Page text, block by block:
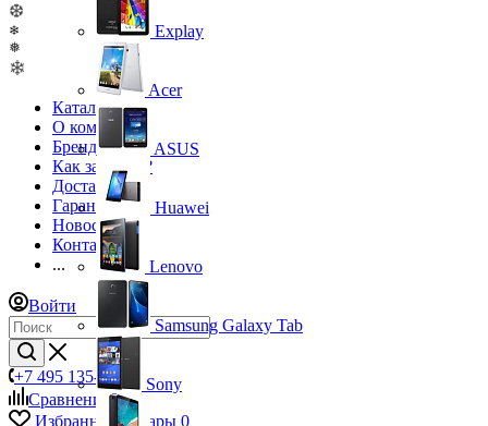
❆
❄
❅
❄
Каталог
О компании
Бренды
Как заказать?
Доставка
Гарантия
Новости
Контакты
...
Войти
+7 495 135-39-43
Сравнение0
Избранные товары 0
Explay
Acer
ASUS
Huawei
Lenovo
Samsung Galaxy Tab
Sony